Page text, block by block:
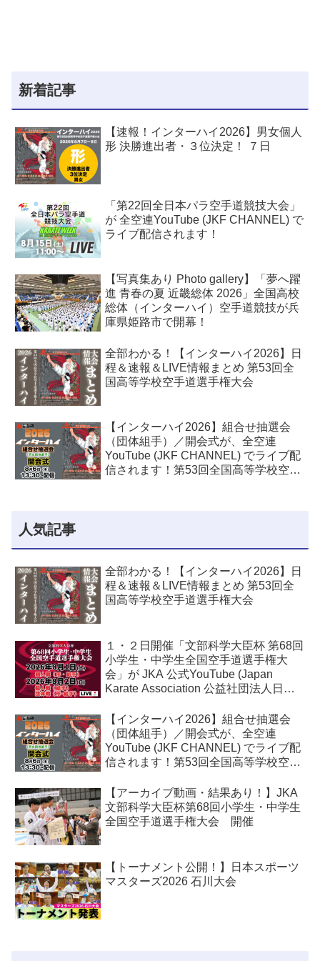
新着記事
【速報！インターハイ2026】男女個人
形 決勝進出者・３位決定！ ７日
「第22回全日本パラ空手道競技大会」
が 全空連YouTube (JKF CHANNEL) で
ライブ配信されます！
【写真集あり Photo gallery】「夢へ躍
進 青春の夏 近畿総体 2026」全国高校
総体（インターハイ）空手道競技が兵
庫県姫路市で開幕！
全部わかる！【インターハイ2026】日
程＆速報＆LIVE情報まとめ 第53回全
国高等学校空手道選手権大会
【インターハイ2026】組合せ抽選会
（団体組手）／開会式が、全空連
YouTube (JKF CHANNEL) でライブ配
信されます！第53回全国高等学校空手
人気記事
全部わかる！【インターハイ2026】日
程＆速報＆LIVE情報まとめ 第53回全
国高等学校空手道選手権大会
１・２日開催「文部科学大臣杯 第68回
小学生・中学生全国空手道選手権大
会」が JKA 公式YouTube (Japan
Karate Association 公益社団法人日本
【インターハイ2026】組合せ抽選会
（団体組手）／開会式が、全空連
YouTube (JKF CHANNEL) でライブ配
信されます！第53回全国高等学校空手
【アーカイブ動画・結果あり！】JKA
文部科学大臣杯第68回小学生・中学生
全国空手道選手権大会 開催
【トーナメント公開！】日本スポーツ
マスターズ2026 石川大会